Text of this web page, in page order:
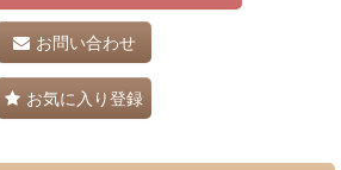
お問い合わせ
お気に入り登録